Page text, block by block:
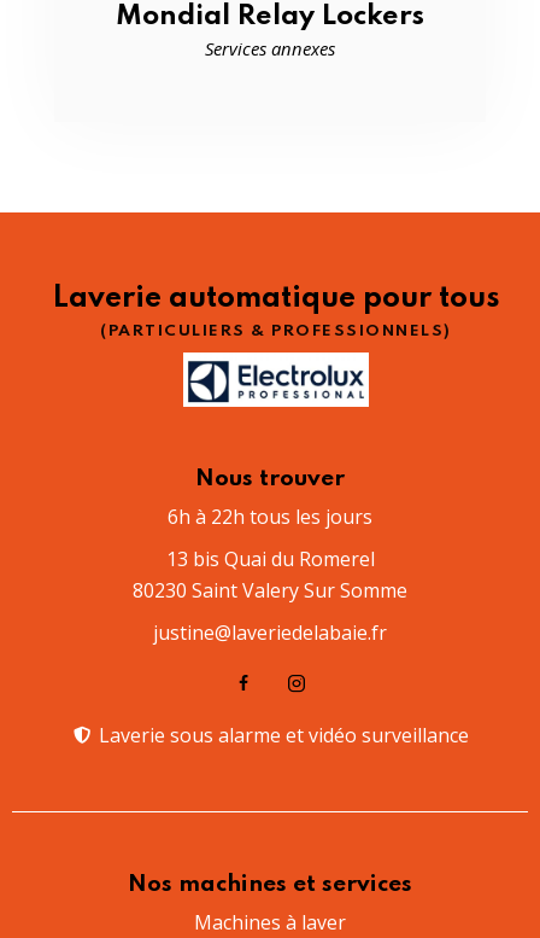
Mondial Relay Lockers
Services annexes
Laverie automatique pour tous
(PARTICULIERS & PROFESSIONNELS)
Nous trouver
6h à 22h tous les jours
13 bis Quai du Romerel
80230 Saint Valery Sur Somme
justine@laveriedelabaie.fr
Laverie sous alarme et vidéo surveillance​
Nos machines et services
Machines à laver